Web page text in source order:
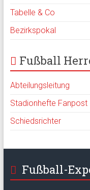
Tabelle & Co
Bezirkspokal
Fußball
Abteilungsleitung
Stadionhefte Fanpost
Schiedsrichter
Fußball-